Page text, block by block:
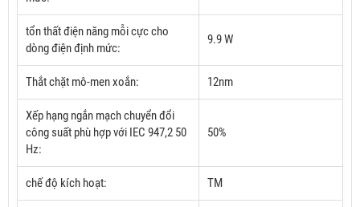
tổn thất điện năng mỗi cực cho
dòng điện định mức:
9.9 W
Thắt chặt mô-men xoắn: 12nm
Xếp hạng ngắn mạch chuyển đổi
công suất phù hợp với IEC 947,2 50
Hz:
50%
chế độ kích hoạt: TM